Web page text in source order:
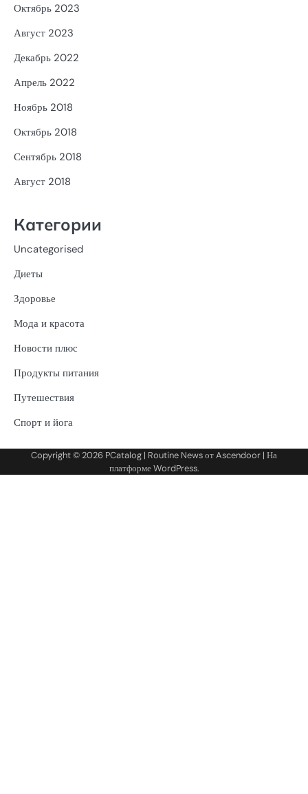
Октябрь 2023
Август 2023
Декабрь 2022
Апрель 2022
Ноябрь 2018
Октябрь 2018
Сентябрь 2018
Август 2018
Категории
Uncategorised
Диеты
Здоровье
Мода и красота
Новости плюс
Продукты питания
Путешествия
Спорт и йога
Copyright © 2026 PCatalog | Routine News отAscendoor | На
платформеWordPress.